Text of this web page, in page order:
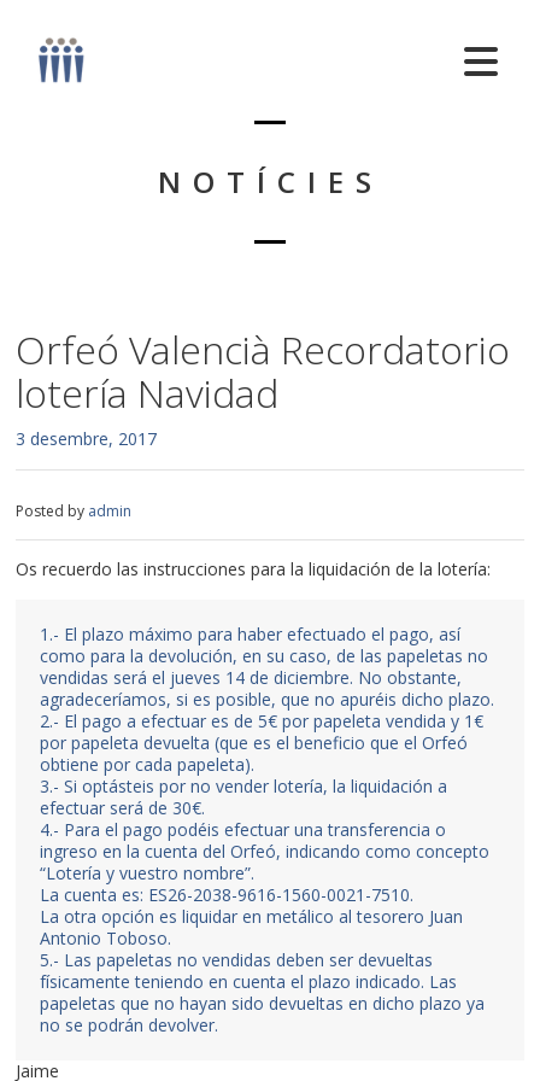
NOTÍCIES
Orfeó Valencià Recordatorio
lotería Navidad
3 desembre, 2017
Posted by admin
Os recuerdo las instrucciones para la liquidación de la lotería:
1.- El plazo máximo para haber efectuado el pago, así
como para la devolución, en su caso, de las papeletas no
vendidas será el jueves 14 de diciembre. No obstante,
agradeceríamos, si es posible, que no apuréis dicho plazo.
2.- El pago a efectuar es de 5€ por papeleta vendida y 1€
por papeleta devuelta (que es el beneficio que el Orfeó
obtiene por cada papeleta).
3.- Si optásteis por no vender lotería, la liquidación a
efectuar será de 30€.
4.- Para el pago podéis efectuar una transferencia o
ingreso en la cuenta del Orfeó, indicando como concepto
“Lotería y vuestro nombre”.
La cuenta es: ES26-2038-9616-1560-0021-7510.
La otra opción es liquidar en metálico al tesorero Juan
Antonio Toboso.
5.- Las papeletas no vendidas deben ser devueltas
físicamente teniendo en cuenta el plazo indicado. Las
papeletas que no hayan sido devueltas en dicho plazo ya
no se podrán devolver.
Jaime